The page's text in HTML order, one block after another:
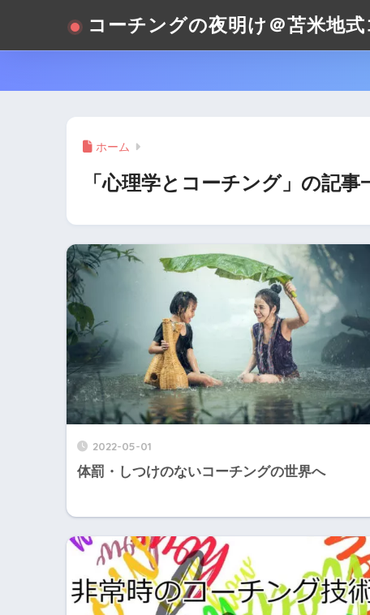
コーチングの夜明け＠苫米地
ホーム
「心理学とコーチング」の記事
2022-05-01
体罰・しつけのないコーチングの世界へ